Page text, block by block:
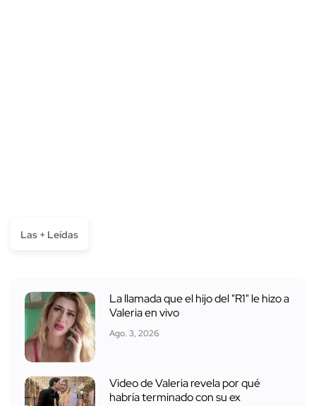
Las + Leídas
La llamada que el hijo del "R1" le hizo a
Valeria en vivo
Ago. 3, 2026
Video de Valeria revela por qué
habría terminado con su ex